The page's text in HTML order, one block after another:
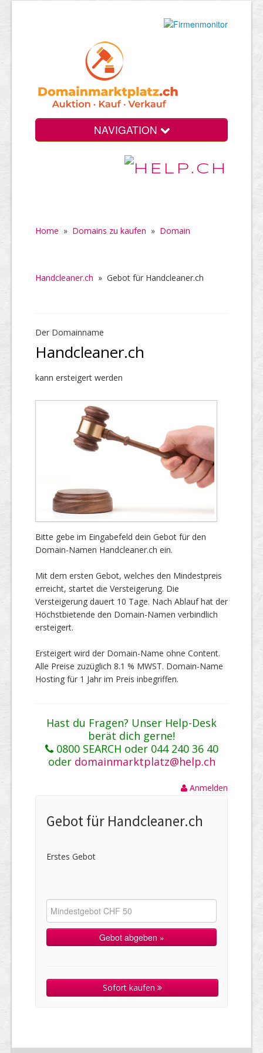
NAVIGATION
Home » Domains zu kaufen » Domain
Handcleaner.ch » Gebot für Handcleaner.ch
Der Domainname
Handcleaner.ch
kann ersteigert werden
Bitte gebe im Eingabefeld dein Gebot für den
Domain-Namen Handcleaner.ch ein.
Mit dem ersten Gebot, welches den Mindestpreis
erreicht, startet die Versteigerung. Die
Versteigerung dauert 10 Tage. Nach Ablauf hat der
Höchstbietende den Domain-Namen verbindlich
ersteigert.
Ersteigert wird der Domain-Name ohne Content.
Alle Preise zuzüglich 8.1 % MWST. Domain-Name
Hosting für 1 Jahr im Preis inbegriffen.
Hast du Fragen? Unser Help-Desk
berät dich gerne!
0800 SEARCH oder 044 240 36 40
oder domainmarktplatz@help.ch
Anmelden
Gebot für Handcleaner.ch
Erstes Gebot
Sofort kaufen